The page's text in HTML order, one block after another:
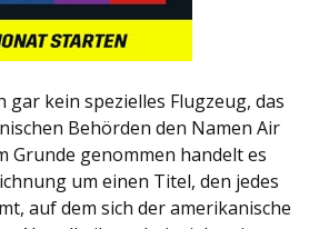
gar kein spezielles Flugzeug, das
Behörden den Namen Air
Grunde genommen handelt es
um einen Titel, den jedes
auf dem sich der amerikanische